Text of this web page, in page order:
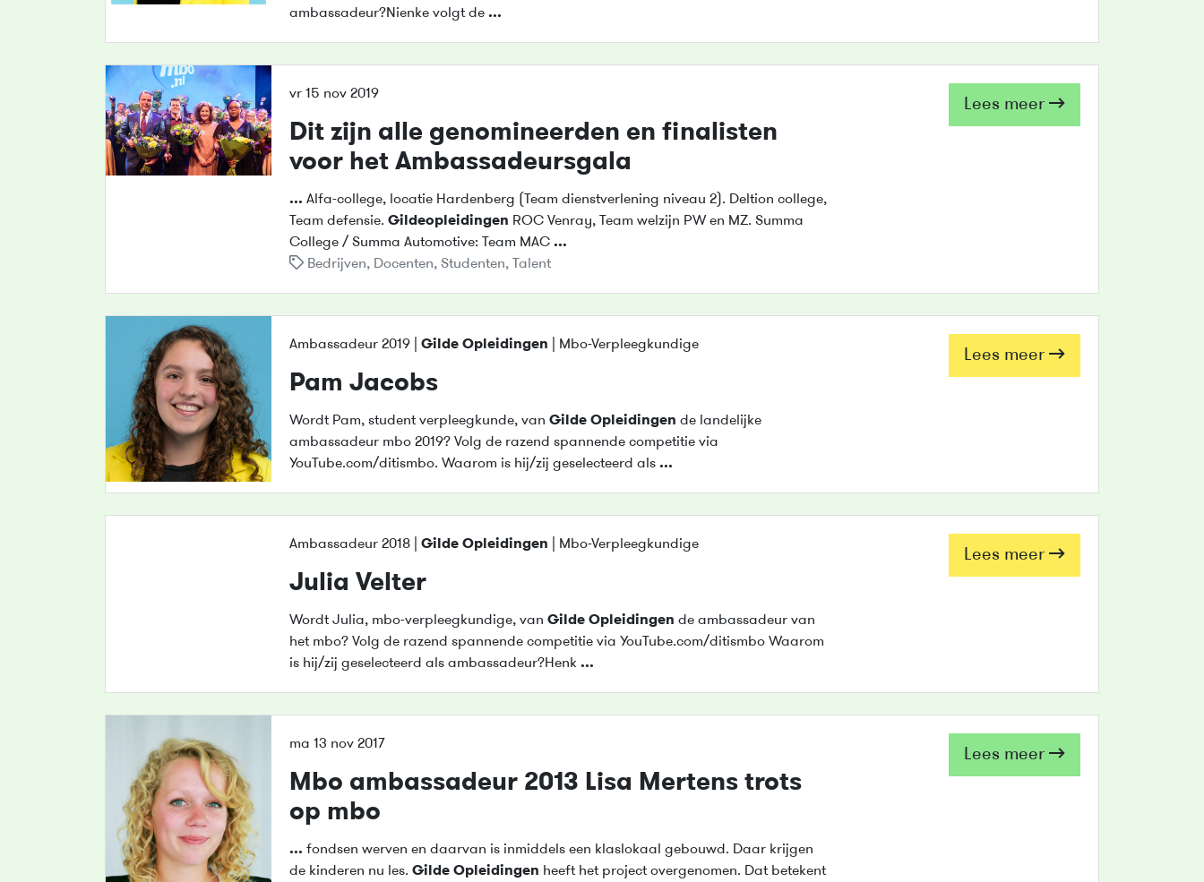
ambassadeur?Nienke volgt de ...
vr 15 nov 2019
Dit zijn alle genomineerden en finalisten
voor het Ambassadeursgala
... Alfa-college, locatie Hardenberg (Team dienstverlening niveau 2). Deltion college,
Team defensie. Gildeopleidingen ROC Venray, Team welzijn PW en MZ. Summa
College / Summa Automotive: Team MAC ...
Bedrijven, Docenten, Studenten, Talent
Lees meer
Ambassadeur 2019 | Gilde Opleidingen | Mbo-Verpleegkundige
Pam Jacobs
Wordt Pam, student verpleegkunde, van Gilde Opleidingen de landelijke
ambassadeur mbo 2019? Volg de razend spannende competitie via
YouTube.com/ditismbo. Waarom is hij/zij geselecteerd als ...
Lees meer
Ambassadeur 2018 | Gilde Opleidingen | Mbo-Verpleegkundige
Julia Velter
Wordt Julia, mbo-verpleegkundige, van Gilde Opleidingen de ambassadeur van
het mbo? Volg de razend spannende competitie via YouTube.com/ditismbo Waarom
is hij/zij geselecteerd als ambassadeur?Henk ...
Lees meer
ma 13 nov 2017
Mbo ambassadeur 2013 Lisa Mertens trots
op mbo
... fondsen werven en daarvan is inmiddels een klaslokaal gebouwd. Daar krijgen
de kinderen nu les. Gilde Opleidingen heeft het project overgenomen. Dat betekent
Lees meer